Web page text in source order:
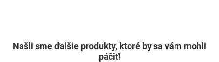
Našli sme ďalšie produkty, ktoré by sa vám mohli
páčiť!